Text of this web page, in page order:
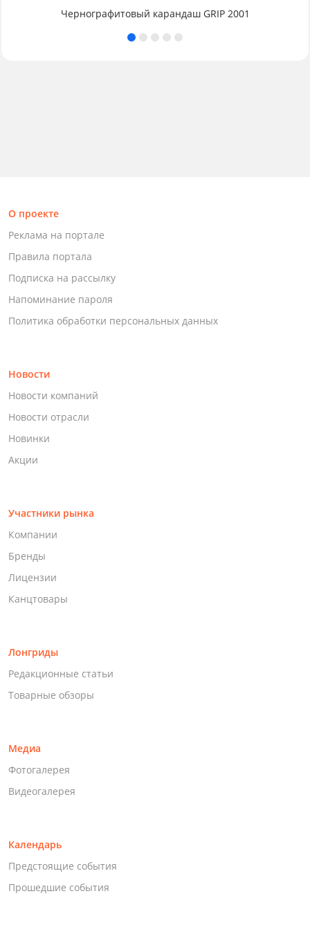
Чернографитовый карандаш GRIP 2001
О проекте
Реклама на портале
Правила портала
Подписка на рассылку
Напоминание пароля
Политика обработки персональных данных
Новости
Новости компаний
Новости отрасли
Новинки
Акции
Участники рынка
Компании
Бренды
Лицензии
Канцтовары
Лонгриды
Редакционные статьи
Товарные обзоры
Медиа
Фотогалерея
Видеогалерея
Календарь
Предстоящие события
Прошедшие события